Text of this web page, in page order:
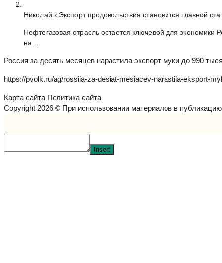
Николай к Экспорт продовольствия становится главной
Нефтегазовая отрасль остается ключевой для
на…
Россия за десять месяцев нарастила экспорт муки до 990
https://pvolk.ru/ag/rossiia-za-desiat-mesiacev-narastila-eksport-
Карта сайта Политика сайта
Copyright 2026 © При использовании материалов в
Insert